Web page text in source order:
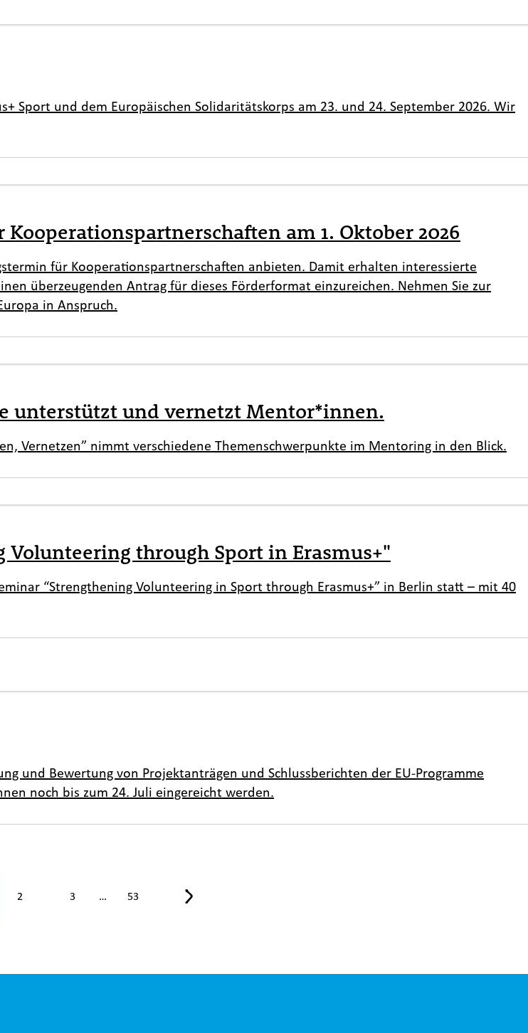
Sport und dem Europäischen Solidaritätskorps am 23. und 24. September 2026. Wir
am 1. Oktober 2026
für Kooperationspartnerschaften anbieten. Damit erhalten interessierte
überzeugenden Antrag für dieses Förderformat einzureichen. Nehmen Sie zur
in Anspruch.
unterstützt und vernetzt Mentor*innen.
Vernetzen” nimmt verschiedene Themenschwerpunkte im Mentoring in den Blick.
through Sport in Erasmus+"
“Strengthening Volunteering in Sport through Erasmus+” in Berlin statt – mit 40
und Bewertung von Projektanträgen und Schlussberichten der EU-Programme
noch bis zum 24. Juli eingereicht werden.
2 3 … 53 Weiter